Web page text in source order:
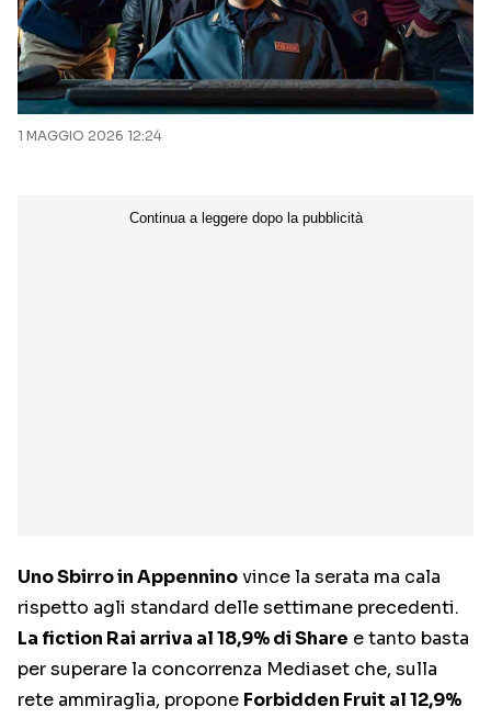
ANTEPRIME
RETROSCENA
RUBRICHE
1 MAGGIO 2026 12:24
Uno Sbirro in Appenninovince la serata ma cala
rispetto agli standard delle settimane precedenti.
La fiction Rai arriva al 18,9% di Share e tanto basta
per superare la concorrenza Mediaset che, sulla
rete ammiraglia, propone Forbidden Fruit al 12,9%